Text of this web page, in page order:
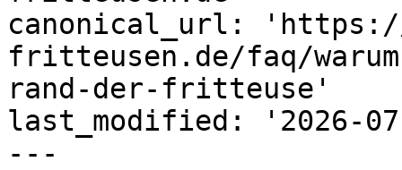
canonical_url: 'https://
fritteusen.de/faq/
rand-der-fritteuse'
last_modified: '2026-
---